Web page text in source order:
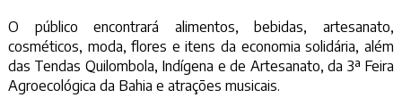
O público encontrará alimentos, bebidas, artesanato,
cosméticos, moda, flores e itens da economia solidária, além
das Tendas Quilombola, Indígena e de Artesanato, da 3ª Feira
Agroecológica da Bahia e atrações musicais.